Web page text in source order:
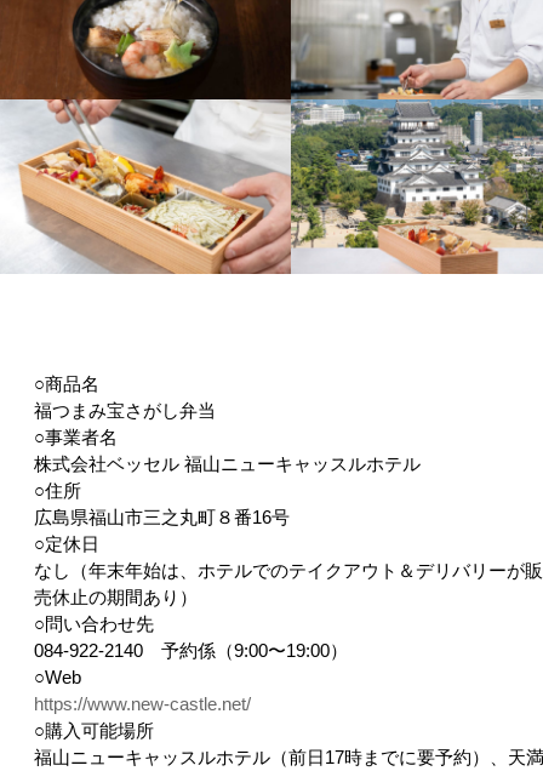
○商品名
福つまみ宝さがし弁当
○事業者名
株式会社ベッセル 福山ニューキャッスルホテル
○住所
広島県福山市三之丸町８番16号
○定休日
なし（年末年始は、ホテルでのテイクアウト＆デリバリーが販
売休止の期間あり）
○問い合わせ先
084-922-2140 予約係（9:00〜19:00）
○Web
https://www.new-castle.net/
○購入可能場所
福山ニューキャッスルホテル（前日17時までに要予約）、天満